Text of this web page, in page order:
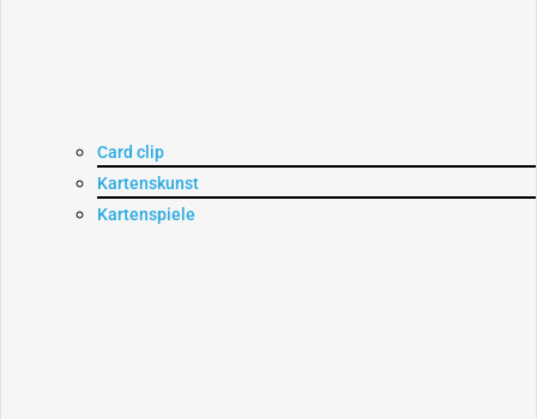
Card clip
Kartenskunst
Kartenspiele